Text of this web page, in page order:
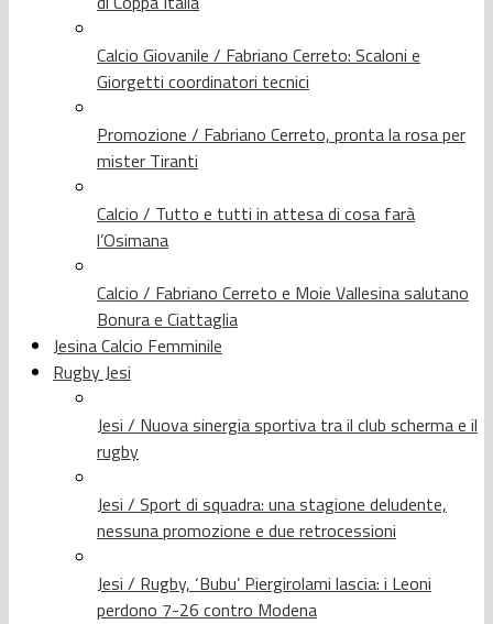
Calcio Giovanile / Fabriano Cerreto: Scaloni e
Giorgetti coordinatori tecnici
Promozione / Fabriano Cerreto, pronta la rosa per
mister Tiranti
Calcio / Tutto e tutti in attesa di cosa farà
l’Osimana
Calcio / Fabriano Cerreto e Moie Vallesina salutano
Bonura e Ciattaglia
Jesina Calcio Femminile
Rugby Jesi
Jesi / Nuova sinergia sportiva tra il club scherma e il
rugby
Jesi / Sport di squadra: una stagione deludente,
nessuna promozione e due retrocessioni
Jesi / Rugby, ‘Bubu’ Piergirolami lascia: i Leoni
perdono 7-26 contro Modena